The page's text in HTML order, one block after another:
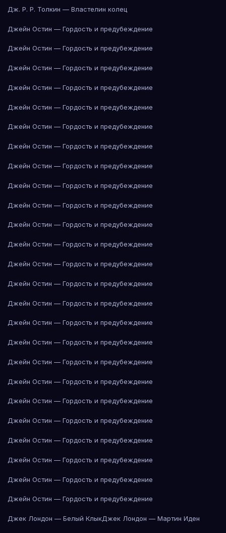
Дж. Р. Р. Толкин — Властелин колец
Джейн Остин — Гордость и предубеждение
Джейн Остин — Гордость и предубеждение
Джейн Остин — Гордость и предубеждение
Джейн Остин — Гордость и предубеждение
Джейн Остин — Гордость и предубеждение
Джейн Остин — Гордость и предубеждение
Джейн Остин — Гордость и предубеждение
Джейн Остин — Гордость и предубеждение
Джейн Остин — Гордость и предубеждение
Джейн Остин — Гордость и предубеждение
Джейн Остин — Гордость и предубеждение
Джейн Остин — Гордость и предубеждение
Джейн Остин — Гордость и предубеждение
Джейн Остин — Гордость и предубеждение
Джейн Остин — Гордость и предубеждение
Джейн Остин — Гордость и предубеждение
Джейн Остин — Гордость и предубеждение
Джейн Остин — Гордость и предубеждение
Джейн Остин — Гордость и предубеждение
Джейн Остин — Гордость и предубеждение
Джейн Остин — Гордость и предубеждение
Джейн Остин — Гордость и предубеждение
Джейн Остин — Гордость и предубеждение
Джейн Остин — Гордость и предубеждение
Джейн Остин — Гордость и предубеждение
Джек Лондон — Белый КлыкДжек Лондон — Мартин Иден